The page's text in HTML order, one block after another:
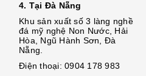
4. Tại Đà Nẵng
Khu sản xuất số 3 làng nghề
đá mỹ nghệ Non Nước, Hải
Hòa, Ngũ Hành Sơn, Đà
Nẵng.
Điện thoại: 0904 178 983